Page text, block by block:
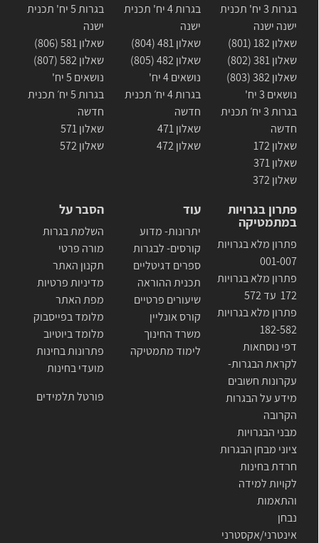
בגרות 3 יח' תכנית
ישנה ישנה
שאלון 182 (801)
שאלון 381 (802)
שאלון 382 (803)
נושאים 3 יח'
בגרות 3 יח׳ תכנית
חדשה
שאלון 172
שאלון 371
שאלון 372
בגרות 4 יח' תכנית
ישנה
שאלון 481 (804)
שאלון 482 (805)
נושאים 4 יח'
בגרות 4 יח׳ תכנית
חדשה
שאלון 471
שאלון 472
בגרות 5 יח' תכנית
ישנה
שאלון 581 (806)
שאלון 582 (807)
נושאים 5 יח'
בגרות 5 יח׳ תכנית
חדשה
שאלון 571
שאלון 572
פתרון בגרויות
במתמטיקה
פתרון מלא בגרויות
001-007
פתרון מלא בגרויות
172 עד 572
פתרון מלא בגרויות
182-582
דפי נוסחאות
לקראת הבגרות-
עקרונות חשובים
מידע על הבגרות
הקרובה
מבני הבגרויות
ציוני מבחן הבגרות
חרדת בחינות
לקויות למידה
והתאמות
נבחן
אינטרני/אקסטרני
עוד
יתרונות- מדוע
קורסים- לבגרות
ספרים דגיטליים
תכנית ההוראה
שיעורים פרטיים
קורס אונליין
משרד החינוך
לימוד מתמטיקה
הסבר על
השלמת בגרות
מורה פרטי
תקנון האתר
מדיניות פרטיות
מפת האתר
מלומד בפייסבוק
מלומד ביוטיוב
פתרונות בחינות
מועדי בחינות
פורטל תלמידים